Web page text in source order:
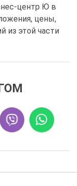
центр Ю в
цены,
из этой части